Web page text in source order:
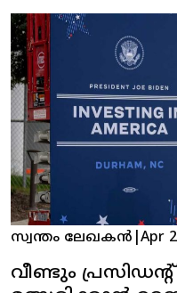
സ്വന്തം ലേഖകൻ Apr
വീണ്ടും